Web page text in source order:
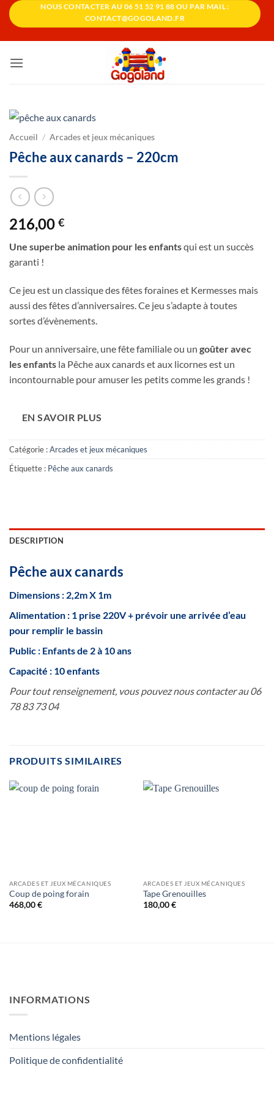
Passer
NOUS CONTACTER AU 06 51 52 91 88 OU PAR MAIL :
CONTACT@GOGOLAND.FR
Accueil / Arcades et jeux mécaniques
Pêche aux canards – 220cm
216,00 €
Une superbe animation pour les enfantsqui est un succès
garanti !
Ce jeu est un classique des fêtes foraines et Kermesses mais
aussi des fêtes d’anniversaires. Ce jeu s’adapte à toutes
sortes d’évènements.
Pour un anniversaire, une fête familiale ou un goûter avec
les enfants la Pêche aux canards et aux licornes est un
incontournable pour amuser les petits comme les grands !
EN SAVOIR PLUS
Catégorie :Arcades et jeux mécaniques
Étiquette : Pêche aux canards
DESCRIPTION
Pêche aux canards
Dimensions : 2,2m X 1m
Alimentation : 1 prise 220V + prévoir une arrivée d’eau
pour remplir le bassin
Public : Enfants de 2 à 10 ans
Capacité : 10 enfants
Pour tout renseignement, vous pouvez nous contacter au 06
78 83 73 04
PRODUITS SIMILAIRES
ARCADES ET JEUX MÉCANIQUES
Coup de poing forain
468,00€
ARCADES ET JEUX MÉCANIQUES
Tape Grenouilles
180,00€
INFORMATIONS
Mentions légales
Politique de confidentialité